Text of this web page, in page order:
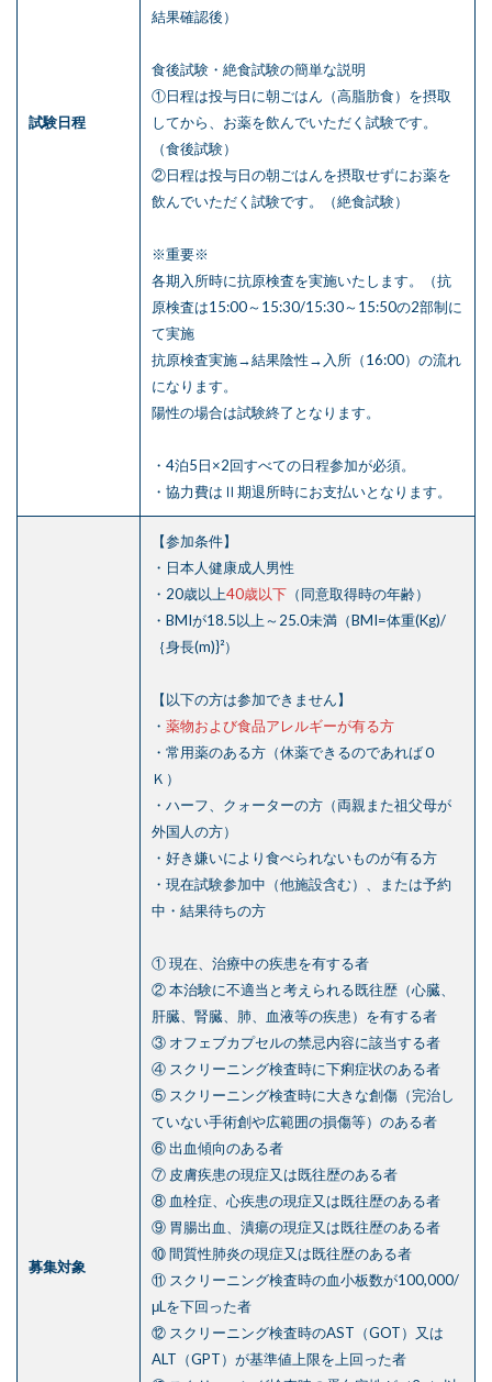
試験日程
結果確認後）
食後試験・絶食試験の簡単な説明
①日程は投与日に朝ごはん（高脂肪食）を摂取
してから、お薬を飲んでいただく試験です。
（食後試験）
②日程は投与日の朝ごはんを摂取せずにお薬を
飲んでいただく試験です。（絶食試験）
※重要※
各期入所時に抗原検査を実施いたします。（抗
原検査は15:00～15:30/15:30～15:50の2部制に
て実施
抗原検査実施→結果陰性→入所（16:00）の流れ
になります。
陽性の場合は試験終了となります。
・4泊5日×2回すべての日程参加が必須。
・協力費はⅡ期退所時にお支払いとなります。
募集対象
【参加条件】
・日本人健康成人男性
・20歳以上40歳以下 （同意取得時の年齢）
・BMIが18.5以上～25.0未満（BMI=体重(Kg)/
｛身長(m)}²）
【以下の方は参加できません】
・ 薬物および食品アレルギーが有る方
・常用薬のある方（休薬できるのであればＯ
Ｋ）
・ハーフ、クォーターの方（両親また祖父母が
外国人の方）
・好き嫌いにより食べられないものが有る方
・現在試験参加中（他施設含む）、または予約
中・結果待ちの方
① 現在、治療中の疾患を有する者
② 本治験に不適当と考えられる既往歴（心臓、
肝臓、腎臓、肺、血液等の疾患）を有する者
③ オフェブカプセルの禁忌内容に該当する者
④ スクリーニング検査時に下痢症状のある者
⑤ スクリーニング検査時に大きな創傷（完治し
ていない手術創や広範囲の損傷等）のある者
⑥ 出血傾向のある者
⑦ 皮膚疾患の現症又は既往歴のある者
⑧ 血栓症、心疾患の現症又は既往歴のある者
⑨ 胃腸出血、潰瘍の現症又は既往歴のある者
⑩ 間質性肺炎の現症又は既往歴のある者
⑪ スクリーニング検査時の血小板数が100,000/
μLを下回った者
⑫ スクリーニング検査時のAST（GOT）又は
ALT（GPT）が基準値上限を上回った者